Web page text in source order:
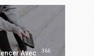
Avec 366